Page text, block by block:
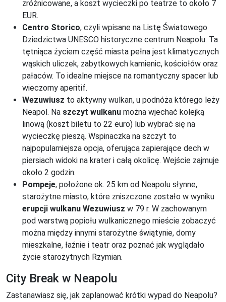
zróżnicowane, a koszt wycieczki po teatrze to około 7
EUR.
Centro Storico, czyli wpisane na Listę Światowego
Dziedzictwa UNESCO historyczne centrum Neapolu. Ta
tętniąca życiem część miasta pełna jest klimatycznych
wąskich uliczek, zabytkowych kamienic, kościołów oraz
pałaców. To idealne miejsce na romantyczny spacer lub
wieczorny aperitif.
Wezuwiusz to aktywny wulkan, u podnóża którego leży
Neapol. Na szczyt wulkanu można wjechać kolejką
linową (koszt biletu to 22 euro) lub wybrać się na
wycieczkę pieszą. Wspinaczka na szczyt to
najpopularniejsza opcja, oferująca zapierające dech w
piersiach widoki na krater i całą okolicę. Wejście zajmuje
około 2 godzin.
Pompeje, położone ok. 25 km od Neapolu słynne,
starożytne miasto, które zniszczone zostało w wyniku
erupcji wulkanu Wezuwiusz w 79 r. W zachowanym
pod warstwą popiołu wulkanicznego mieście zobaczyć
można między innymi starożytne świątynie, domy
mieszkalne, łaźnie i teatr oraz poznać jak wyglądało
życie starożytnych Rzymian.
City Break w Neapolu
Zastanawiasz się, jak zaplanować krótki wypad do Neapolu?